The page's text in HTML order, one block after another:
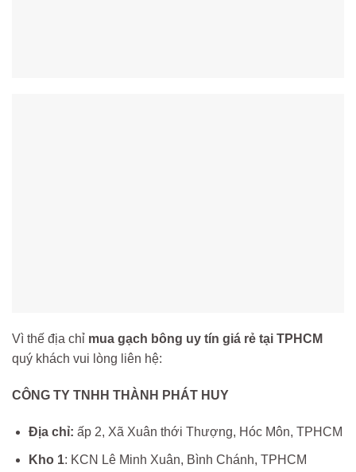
Vì thế địa chỉ mua gạch bông uy tín giá rẻ tại TPHCM
quý khách vui lòng liên hệ:
CÔNG TY TNHH THÀNH PHÁT HUY
Địa chỉ: ấp 2, Xã Xuân thới Thượng, Hóc Môn, TPHCM
Kho 1: KCN Lê Minh Xuân, Bình Chánh, TPHCM